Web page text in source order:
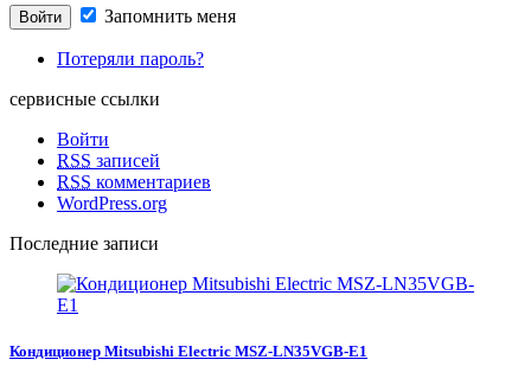
Запомнить меня
Потеряли пароль?
сервисные ссылки
Войти
RSS записей
RSS комментариев
WordPress.org
Последние записи
Кондиционер Mitsubishi Electric MSZ-LN35VGB-E1